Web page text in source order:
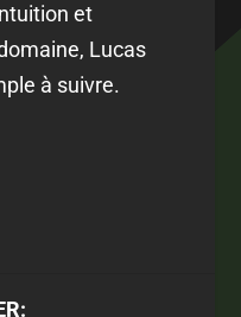
et
Lucas
à suivre.